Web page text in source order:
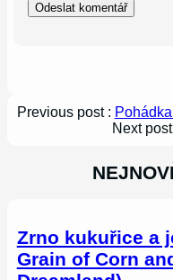
Previous post :
Next
Zrno kukuřice a
Grain of Corn